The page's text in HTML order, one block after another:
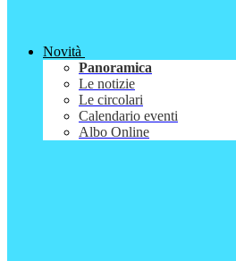
Novità
Panoramica
Le notizie
Le circolari
Calendario eventi
Albo Online